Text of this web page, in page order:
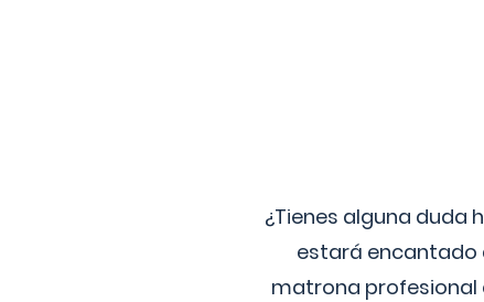
¿Tienes alguna
estará encantado
matrona profesional